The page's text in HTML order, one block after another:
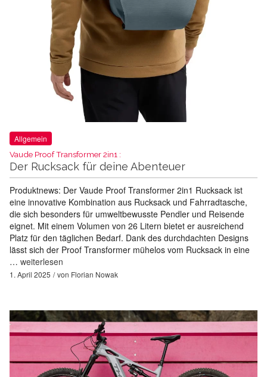
Allgemein
Vaude Proof Transformer 2in1 :
Der Rucksack für deine Abenteuer
Produktnews: Der Vaude Proof Transformer 2in1 Rucksack ist
eine innovative Kombination aus Rucksack und Fahrradtasche,
die sich besonders für umweltbewusste Pendler und Reisende
eignet. Mit einem Volumen von 26 Litern bietet er ausreichend
Platz für den täglichen Bedarf. Dank des durchdachten Designs
lässt sich der Proof Transformer mühelos vom Rucksack in eine
… weiterlesen
1. April 2025 von Florian Nowak